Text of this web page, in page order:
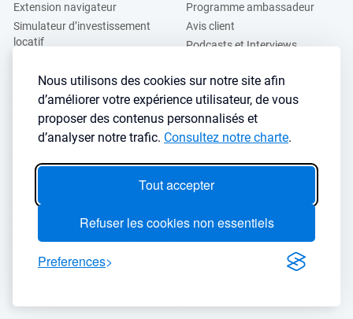
Nous utilisons des cookies sur notre site afin
d’améliorer votre expérience utilisateur, de vous
proposer des contenus personnalisés et
d’analyser notre trafic. Consultez notre charte.
Tout accepter
Refuser les cookies non essentiels
Preferences
Extension navigateur
Simulateur d’investissement
locatif
Analyse de ville
Blog investissement
Offres professionnels
Programme ambassadeur
Avis client
Podcasts et Interviews
FAQ
Guide immobilier
Gestion locative
Fiscalité immobilière
Finance de l'immobilier
Simulateurs immobilier
Lybox vs DVF